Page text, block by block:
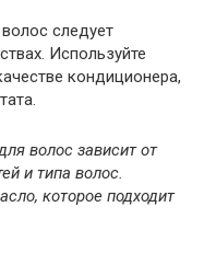
следует
Используйте
кондиционера,
волос зависит от
и типа волос.
которое подходит